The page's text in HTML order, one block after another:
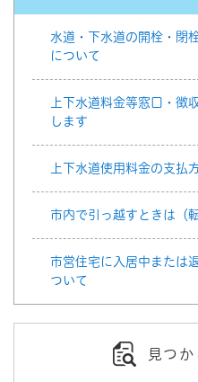
水道・下水道の開栓・閉
について
上下水道料金等窓口・徴
します
上下水道使用料金の支払
市内で引っ越すときは（
市営住宅に入居中または
ついて
見つ